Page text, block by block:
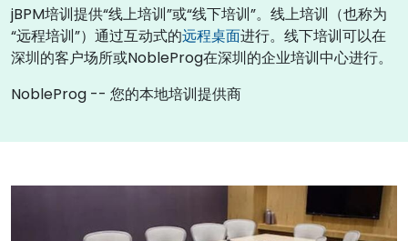
jBPM培训提供“线上培训”或“线下培训”。线上培训（也称为
“远程培训”）通过互动式的远程桌面进行。线下培训可以在
深圳的客户场所或NobleProg在深圳的企业培训中心进行。
NobleProg -- 您的本地培训提供商